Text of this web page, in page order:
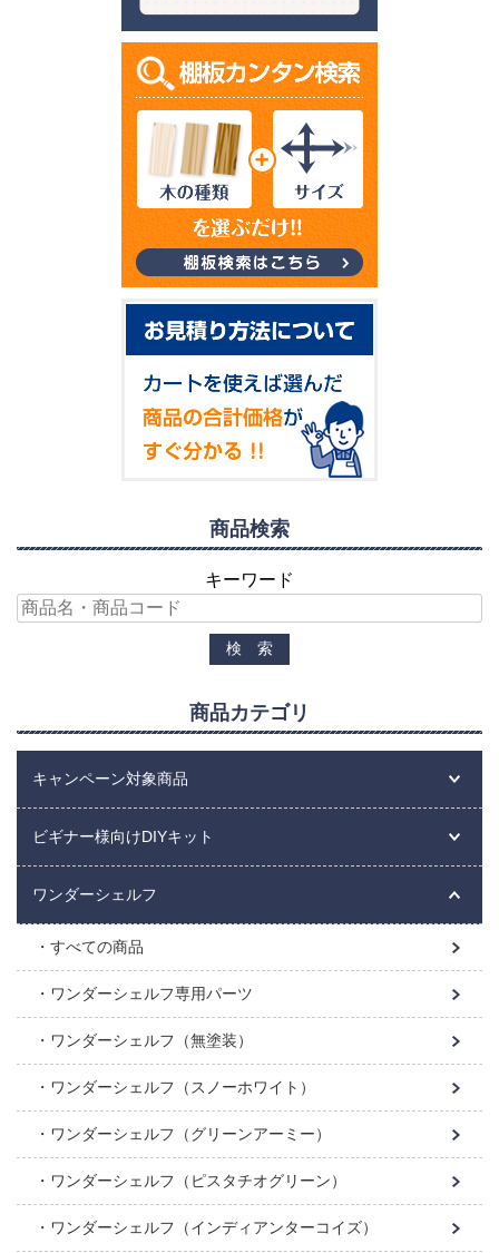
商品検索
キーワード
商品カテゴリ
キャンペーン対象商品
ビギナー様向けDIYキット
ワンダーシェルフ
すべての商品
ワンダーシェルフ専用パーツ
ワンダーシェルフ（無塗装）
ワンダーシェルフ（スノーホワイト）
ワンダーシェルフ（グリーンアーミー）
ワンダーシェルフ（ピスタチオグリーン）
ワンダーシェルフ（インディアンターコイズ）